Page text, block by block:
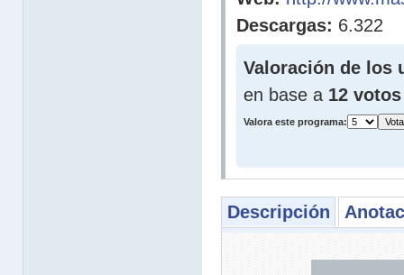
Descargas: 6.322
Valoración de los
en base a 12 votos
Valora este programa:
Descripción